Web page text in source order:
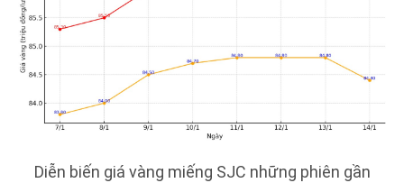
Diễn biến giá vàng miếng SJC những phiên gần